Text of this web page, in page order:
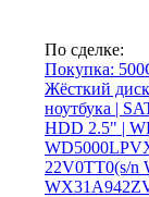
По сделке:
Покупка:
Жёсткий
ноутбука |
HDD 2.5" |
22V0TT0(s/n